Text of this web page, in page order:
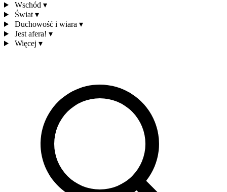
Wschód ▾
Świat ▾
Duchowość i wiara ▾
Jest afera! ▾
Więcej ▾